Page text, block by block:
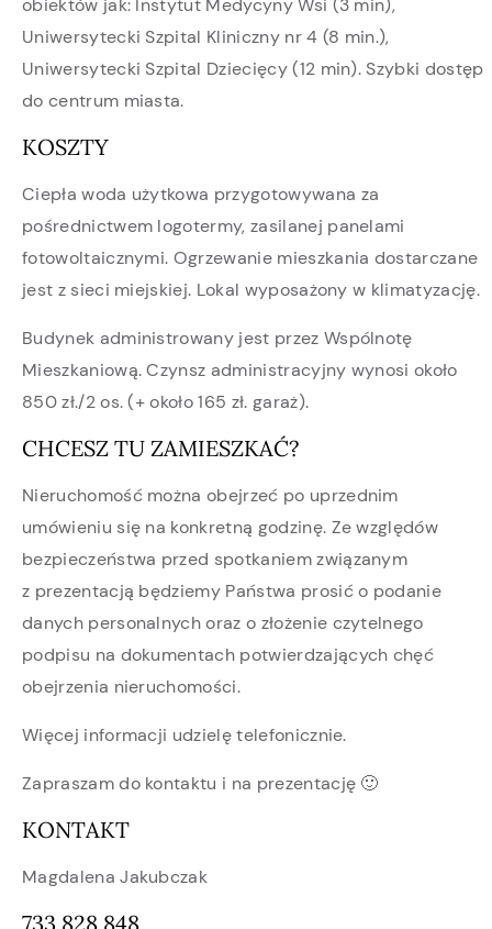
obiektów jak: Instytut Medycyny Wsi (3 min),
Uniwersytecki Szpital Kliniczny nr 4 (8 min.),
Uniwersytecki Szpital Dziecięcy (12 min). Szybki dostęp
do centrum miasta.
KOSZTY
Ciepła woda użytkowa przygotowywana za
pośrednictwem logotermy, zasilanej panelami
fotowoltaicznymi. Ogrzewanie mieszkania dostarczane
jest z sieci miejskiej. Lokal wyposażony w klimatyzację.
Budynek administrowany jest przez Wspólnotę
Mieszkaniową. Czynsz administracyjny wynosi około
850 zł./2 os. (+ około 165 zł. garaż).
CHCESZ TU ZAMIESZKAĆ?
Nieruchomość można obejrzeć po uprzednim
umówieniu się na konkretną godzinę. Ze względów
bezpieczeństwa przed spotkaniem związanym
z prezentacją będziemy Państwa prosić o podanie
danych personalnych oraz o złożenie czytelnego
podpisu na dokumentach potwierdzających chęć
obejrzenia nieruchomości.
Więcej informacji udzielę telefonicznie.
Zapraszam do kontaktu i na prezentację 🙂
KONTAKT
Magdalena Jakubczak
733 828 848